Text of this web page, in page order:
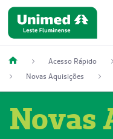
Acesso Rápido
Novas Aquisições
Novas